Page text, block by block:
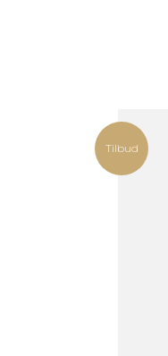
Tilbud